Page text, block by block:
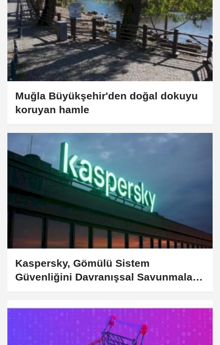
Muğla Büyükşehir'den doğal dokuyu
koruyan hamle
Kaspersky, Gömülü Sistem
Güvenliğini Davranışsal Savunmalar
ve Fidye Yazılımı Korumasıyla